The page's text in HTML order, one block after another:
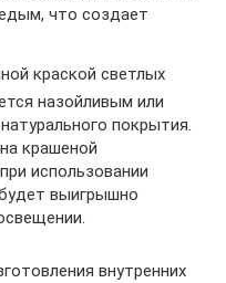
что создает
краской светлых
назойливым или
покрытия.
крашеной
использовании
выигрышно
внутренних